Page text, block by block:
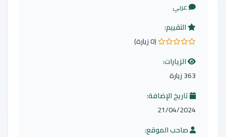
عربي
التقييم:
0.0 من 5 نجوم
(0 زيارة)
الزيارات:
363 زيارة
تاريخ الإضافة:
21/04/2024
صاحب الموقع: